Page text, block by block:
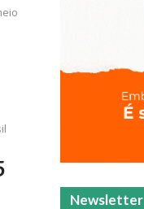
Newsletter